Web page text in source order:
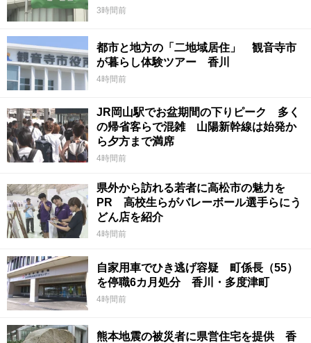
3時間前
都市と地方の「二地域居住」 観音寺市
が暮らし体験ツアー 香川
4時間前
JR岡山駅でお盆期間の下りピーク 多く
の帰省客らで混雑 山陽新幹線は始発か
ら夕方まで満席
4時間前
県外から訪れる若者に高松市の魅力を
PR 高校生らがバレーボール選手らにう
どん店を紹介
4時間前
自家用車でひき逃げ容疑 町係長（55）
を停職6カ月処分 香川・多度津町
4時間前
熊本地震の被災者に県営住宅を提供 香